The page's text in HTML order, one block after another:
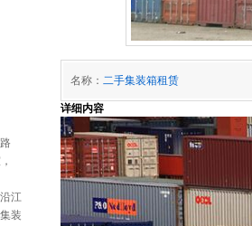
江
装
名称： 二手集装箱租赁
详细内容